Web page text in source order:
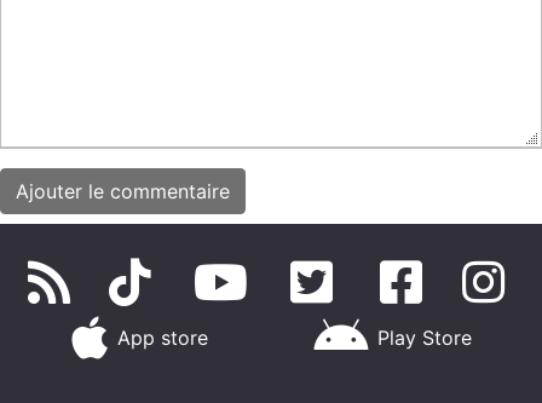
App store Play Store